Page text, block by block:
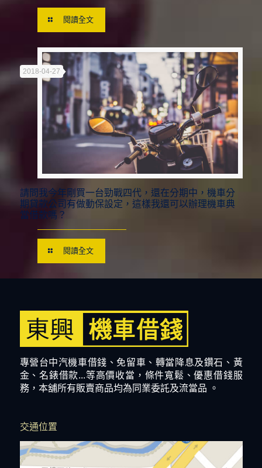
閱讀全文
2018-04-27
請問我今年剛買一台勁戰四代，還在分期中，機車分
期貸款公司有做動保設定，這樣我還可以辦理機車典
當借款嗎？
閱讀全文
專營台中汽機車借錢、免留車、轉當降息及鑽石、黃
金、名錶借款...等高價收當，條件寬鬆、優惠借錢服
務，本舖所有販賣商品均為同業委託及流當品 。
交通位置